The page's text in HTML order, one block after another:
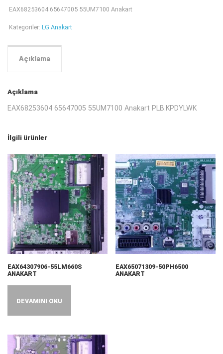
EAX68253604 65647005 55UM7100 Anakart
Kategoriler: LG Anakart
Açıklama
Açıklama
EAX68253604 65647005 55UM7100 Anakart PLB.KPDYLWK
İlgili ürünler
EAX64307906-55LM660S
ANAKART
DEVAMINI OKU
EAX65071309-50PH6500
ANAKART